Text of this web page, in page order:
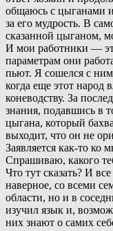
общаюсь с цыганами
за его мудрость. В
сказанной цыганом,
И мои работники —
параметрам они
пьют. Я сошелся с
когда еще этот
коневодству. За
знания, подавшись в
цыгана, который
выходит, что он не
Заявляется как-то ко
Спрашиваю, какого
Что тут сказать? И
наверное, со всеми
области, но и в
изучил язык и,
них знают о самих